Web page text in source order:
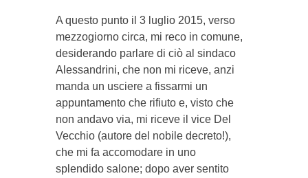
A questo punto il 3 luglio 2015, verso
mezzogiorno circa, mi reco in comune,
desiderando parlare di ciò al sindaco
Alessandrini, che non mi riceve, anzi
manda un usciere a fissarmi un
appuntamento che rifiuto e, visto che
non andavo via, mi riceve il vice Del
Vecchio (autore del nobile decreto!),
che mi fa accomodare in uno
splendido salone; dopo aver sentito